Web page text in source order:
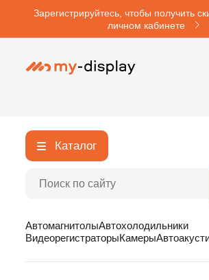
Зарегистрируйтесь, чтобы получить
личном кабинете
Каталог
АвтомагнитолыАвтохолодильники
ВидеорегистраторыКамеры